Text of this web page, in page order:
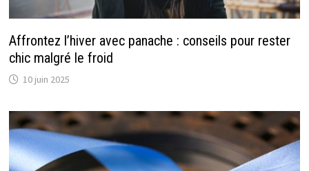
Affrontez l’hiver avec panache : conseils pour rester
chic malgré le froid
10 juin 2025